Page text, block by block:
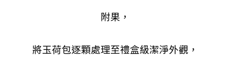
附果，
將玉荷包逐顆處理至禮盒級潔淨外觀，